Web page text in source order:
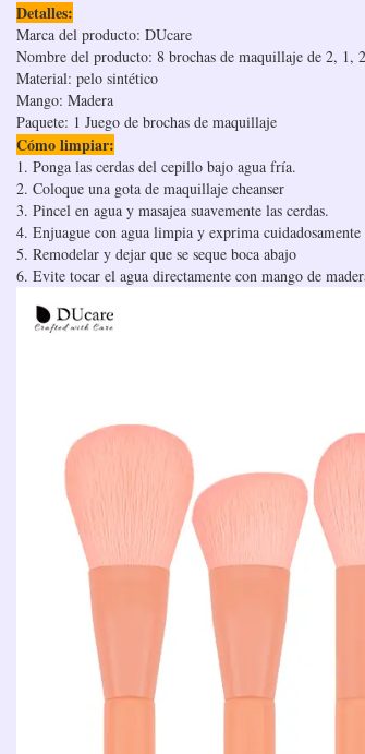
Detalles:
Marca del producto: DUcare
Nombre del producto: 8 brochas de maquillaje de 2,
Material: pelo sintético
Mango: Madera
Paquete: 1 Juego de brochas de maquillaje
Cómo limpiar:
1. Ponga las cerdas del cepillo bajo agua fría.
2. Coloque una gota de maquillaje cheanser
3. Pincel en agua y masajea suavemente las cerdas.
4. Enjuague con agua limpia y exprima cuidadosamente
5. Remodelar y dejar que se seque boca abajo
6. Evite tocar el agua directamente con mango de